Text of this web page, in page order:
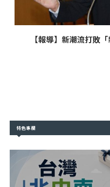
【報導】新潮流打敗
特色專欄